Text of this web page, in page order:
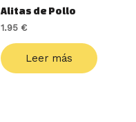
Alitas de Pollo
1.95 €
Leer más